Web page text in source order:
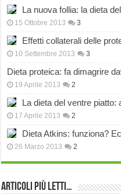
La nuova follia: la dieta
15 Ottobre 2013 3
Effetti collaterali delle
10 Settembre 2013 3
Dieta proteica: fa dimagrire
19 Aprile 2013 2
La dieta del ventre
17 Aprile 2013 2
Dieta Atkins: funziona?
26 Marzo 2013 2
Articoli più Letti…